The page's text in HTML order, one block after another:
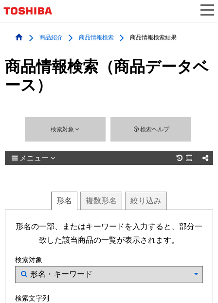
商品紹介 商品情報検索 商品情報検索結果
商品情報検索（商品データベ
ース）
検索対象 検索ヘルプ
メニュー 
形名 複数形名 絞り込み
形名の一部、またはキーワードを入力すると、部分一
致した該当商品の一覧が表示されます。
検索対象
検索文字列